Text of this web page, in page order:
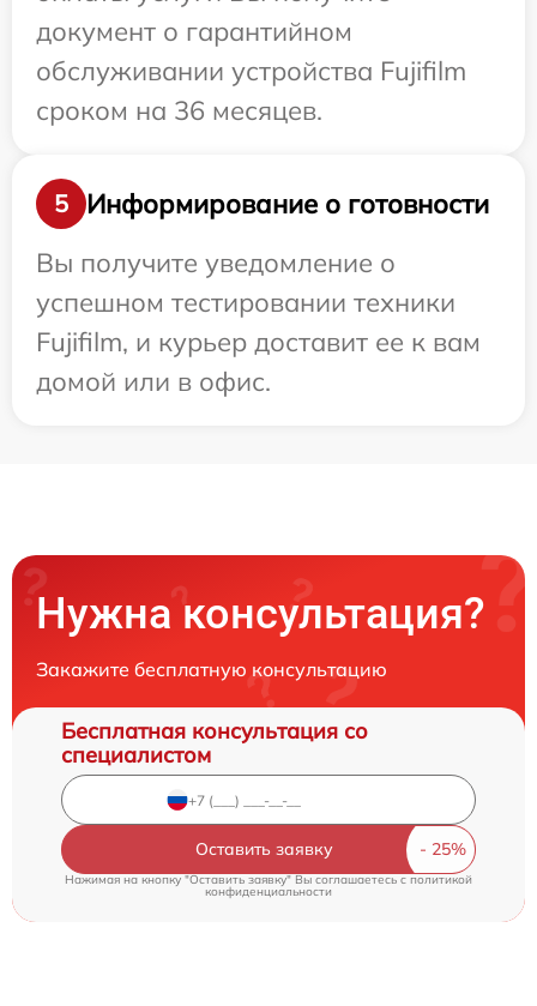
документ о гарантийном
обслуживании устройства Fujifilm
сроком на 36 месяцев.
5
Информирование о готовности
Вы получите уведомление о
успешном тестировании техники
Fujifilm, и курьер доставит ее к вам
домой или в офис.
Нужна консультация?
Закажите бесплатную консультацию
Бесплатная консультация со
специалистом
Оставить заявку
Нажимая на кнопку "Оставить заявку" Вы соглашаетесь c политикой
конфиденциальности